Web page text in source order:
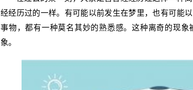
经经历过的一样。有可能以前发生在梦里，也有可能
事物，都有一种莫名其妙的熟悉感。这种离奇的现
象。